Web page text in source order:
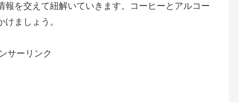
報を交えて紐解いていきます。コーヒーとアルコー
ましょう。
サーリンク